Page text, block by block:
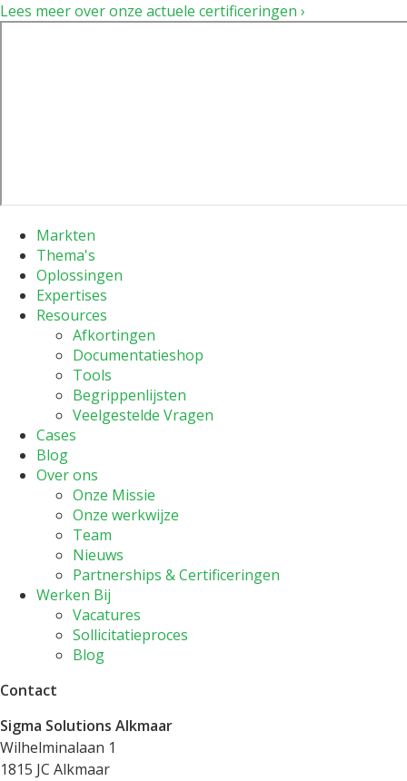
Lees meer over onze actuele certificeringen ›
Markten
Thema's
Oplossingen
Expertises
Resources
Afkortingen
Documentatieshop
Tools
Begrippenlijsten
Veelgestelde Vragen
Cases
Blog
Over ons
Onze Missie
Onze werkwijze
Team
Nieuws
Partnerships & Certificeringen
Werken Bij
Vacatures
Sollicitatieproces
Blog
Contact
Sigma Solutions Alkmaar
Wilhelminalaan 1
1815 JC Alkmaar